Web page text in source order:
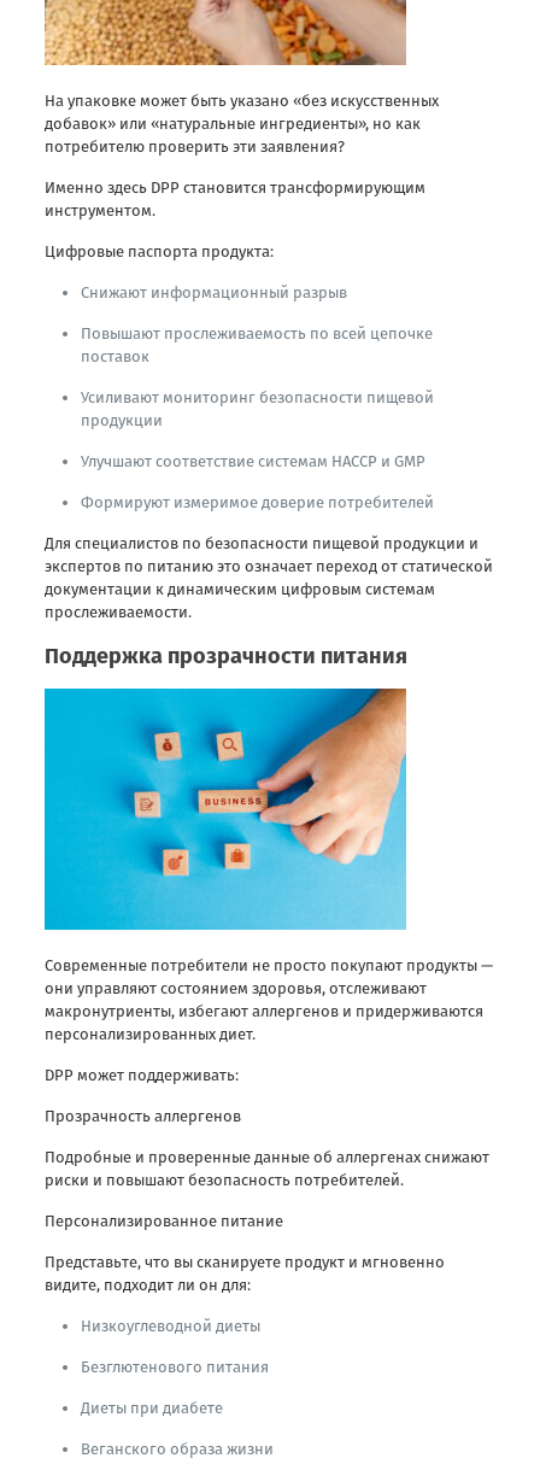
На упаковке может быть указано «без искусственных
добавок» или «натуральные ингредиенты», но как
потребителю проверить эти заявления?
Именно здесь DPP становится трансформирующим
инструментом.
Цифровые паспорта продукта:
Снижают информационный разрыв
Повышают прослеживаемость по всей цепочке
поставок
Усиливают мониторинг безопасности пищевой
продукции
Улучшают соответствие системам HACCP и GMP
Формируют измеримое доверие потребителей
Для специалистов по безопасности пищевой продукции и
экспертов по питанию это означает переход от статической
документации к динамическим цифровым системам
прослеживаемости.
Поддержка прозрачности питания
Современные потребители не просто покупают продукты —
они управляют состоянием здоровья, отслеживают
макронутриенты, избегают аллергенов и придерживаются
персонализированных диет.
DPP может поддерживать:
Прозрачность аллергенов
Подробные и проверенные данные об аллергенах снижают
риски и повышают безопасность потребителей.
Персонализированное питание
Представьте, что вы сканируете продукт и мгновенно
видите, подходит ли он для:
Низкоуглеводной диеты
Безглютенового питания
Диеты при диабете
Веганского образа жизни